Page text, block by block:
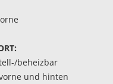
beheizbar
und hinten